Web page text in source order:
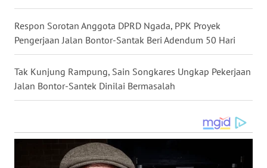
Respon Sorotan Anggota DPRD Ngada, PPK Proyek
Pengerjaan Jalan Bontor-Santak Beri Adendum 50 Hari
Tak Kunjung Rampung, Sain Songkares Ungkap Pekerjaan
Jalan Bontor-Santek Dinilai Bermasalah
WN
GORONTALO
WN
SULUT
MALUKU